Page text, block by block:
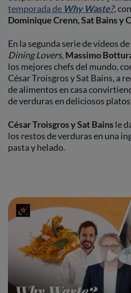
temporada de Why Waste?, con
Dominique Crenn, Sat Bains y
En la segunda serie de vídeos de
Dining Lovers, Massimo
los mejores chefs del mundo,
César Troisgros y Sat Bains, a
de alimentos en casa
de verduras en deliciosos
César Troisgros y Sat Bains le
los restos de verduras en una
pasta y helado.